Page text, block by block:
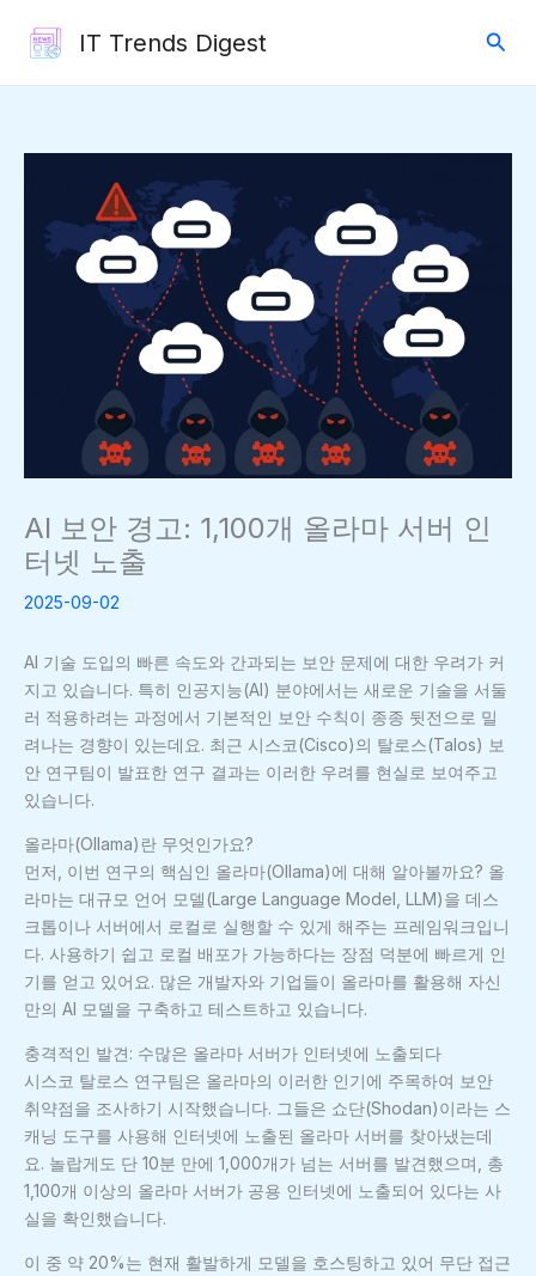
IT Trends Digest
검
AI 보안 경고: 1,100개 올라마 서버 인
터넷 노출
2025-09-02
AI 기술 도입의 빠른 속도와 간과되는 보안 문제에 대한 우려가 커
지고 있습니다. 특히 인공지능(AI) 분야에서는 새로운 기술을 서둘
러 적용하려는 과정에서 기본적인 보안 수칙이 종종 뒷전으로 밀
려나는 경향이 있는데요. 최근 시스코(Cisco)의 탈로스(Talos) 보
안 연구팀이 발표한 연구 결과는 이러한 우려를 현실로 보여주고
있습니다.
올라마(Ollama)란 무엇인가요?
먼저, 이번 연구의 핵심인 올라마(Ollama)에 대해 알아볼까요? 올
라마는 대규모 언어 모델(Large Language Model, LLM)을 데스
크톱이나 서버에서 로컬로 실행할 수 있게 해주는 프레임워크입니
다. 사용하기 쉽고 로컬 배포가 가능하다는 장점 덕분에 빠르게 인
기를 얻고 있어요. 많은 개발자와 기업들이 올라마를 활용해 자신
만의 AI 모델을 구축하고 테스트하고 있습니다.
충격적인 발견: 수많은 올라마 서버가 인터넷에 노출되다
시스코 탈로스 연구팀은 올라마의 이러한 인기에 주목하여 보안
취약점을 조사하기 시작했습니다. 그들은 쇼단(Shodan)이라는 스
캐닝 도구를 사용해 인터넷에 노출된 올라마 서버를 찾아냈는데
요. 놀랍게도 단 10분 만에 1,000개가 넘는 서버를 발견했으며, 총
1,100개 이상의 올라마 서버가 공용 인터넷에 노출되어 있다는 사
실을 확인했습니다.
이 중 약 20%는 현재 활발하게 모델을 호스팅하고 있어 무단 접근